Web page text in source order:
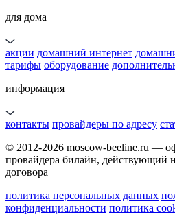
для дома
акции домашний интернет
тарифы оборудование
информация
контакты провайдеры по адресу
© 2012-2026 moscow-beeline.ru —
провайдера билайн, действующий
договора
политика персональных данных
конфиденциальности политика